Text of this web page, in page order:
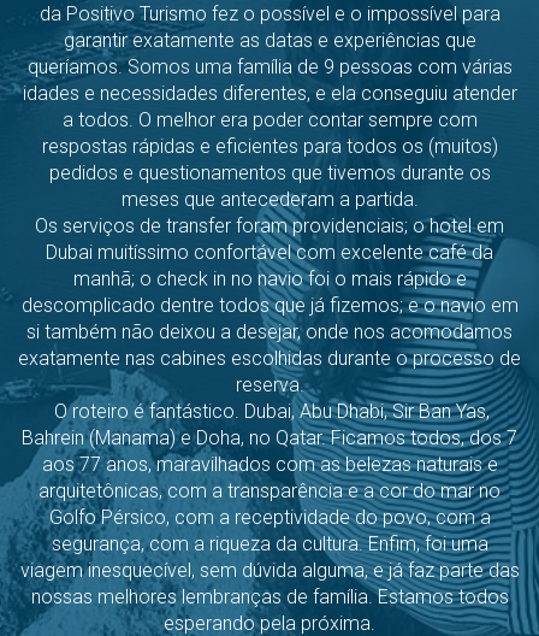
da Positivo Turismo fez o possível e o impossível para
garantir exatamente as datas e experiências que
queríamos. Somos uma família de 9 pessoas com várias
idades e necessidades diferentes, e ela conseguiu atender
a todos. O melhor era poder contar sempre com
respostas rápidas e eficientes para todos os (muitos)
pedidos e questionamentos que tivemos durante os
meses que antecederam a partida.
Os serviços de transfer foram providenciais; o hotel em
Dubai muitíssimo confortável com excelente café da
manhã; o check in no navio foi o mais rápido e
descomplicado dentre todos que já fizemos; e o navio em
si também não deixou a desejar, onde nos acomodamos
exatamente nas cabines escolhidas durante o processo de
reserva.
O roteiro é fantástico. Dubai, Abu Dhabi, Sir Ban Yas,
Bahrein (Manama) e Doha, no Qatar. Ficamos todos, dos 7
aos 77 anos, maravilhados com as belezas naturais e
arquitetônicas, com a transparência e a cor do mar no
Golfo Pérsico, com a receptividade do povo, com a
segurança, com a riqueza da cultura. Enfim, foi uma
viagem inesquecível, sem dúvida alguma, e já faz parte das
nossas melhores lembranças de família. Estamos todos
esperando pela próxima.